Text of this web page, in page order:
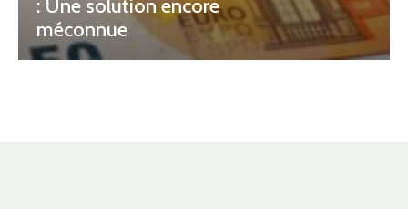
: Une solution encore
méconnue